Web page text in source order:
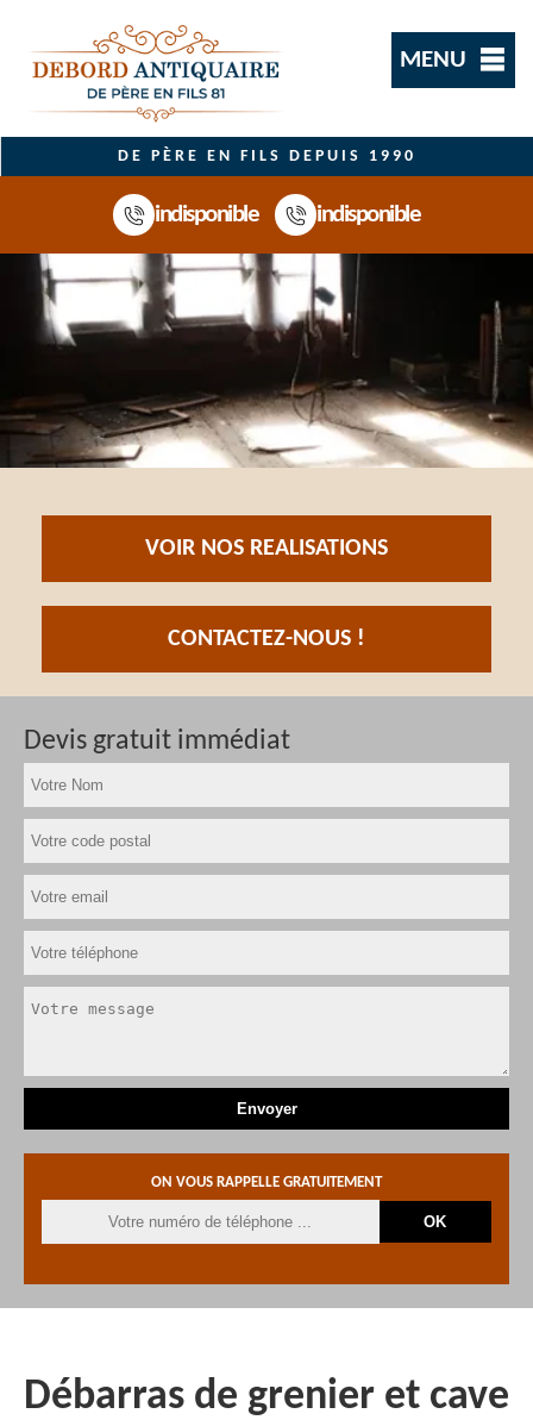
MENU
DE PÈRE EN FILS DEPUIS 1990
indisponible indisponible
VOIR NOS REALISATIONS
CONTACTEZ-NOUS !
Devis gratuit immédiat
ON VOUS RAPPELLE GRATUITEMENT
Débarras de grenier et cave